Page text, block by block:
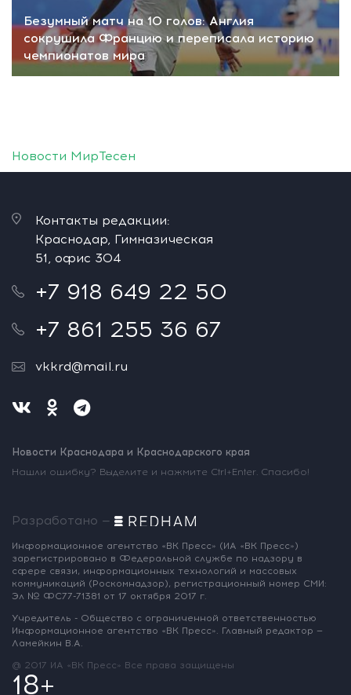
Безумный матч на 10 голов: Англия
сокрушила Францию и переписала историю
чемпионатов мира
Новости МирТесен
Контакты редакции:
Краснодар, Гимназическая
51, офис 304
+7 918 649 22 50
+7 861 255 36 67
vkkrd@mail.ru
Новости Краснодара и Краснодарского края
Нашли ошибку? Выделите и нажмите Ctrl+Enter. Спасибо!
Разработано —
Информационное агентство «ВК Пресс» (ИА «ВК Пресс»)
зарегистрировано в Федеральной службе по надзору в
сфере связи, информационных технологий и массовых
коммуникаций (Роскомнадзор), регистрационный номер СМИ:
Эл № ФС77-71381 от 17 октября 2017 г.
Учредитель - Общество с ограниченной ответственностью
Информационное агентство «ВК Пресс».
Главный редактор —
Ламейкин В.А.
@ 2017 ИА «ВК Пресс» Все права защищены
18+